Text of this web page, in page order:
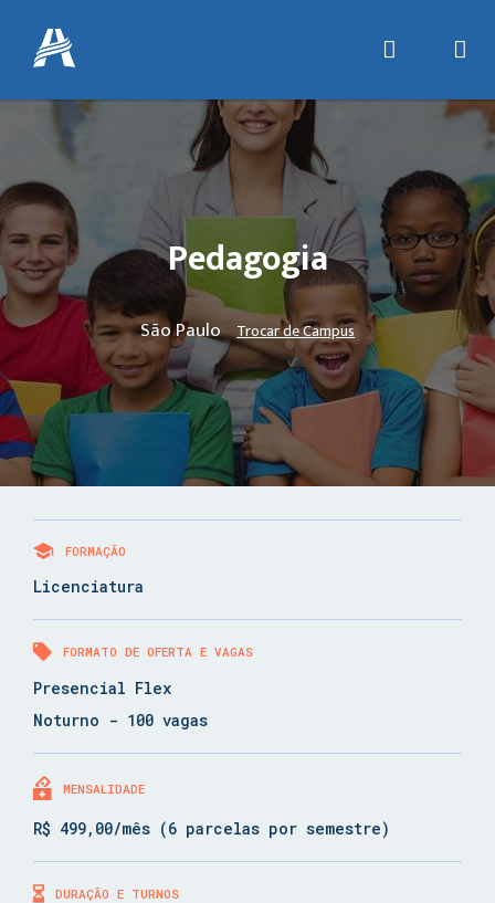
Pedagogia
São Paulo Trocar de Campus
FORMAÇÃO
Licenciatura
FORMATO DE OFERTA E VAGAS
Presencial Flex
Noturno - 100 vagas
MENSALIDADE
R$ 499,00/mês (6 parcelas por semestre)
DURAÇÃO E TURNOS